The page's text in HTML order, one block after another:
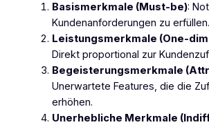
Basismerkmale (Must-be):
Kundenanforderungen zu erfüllen.
Leistungsmerkmale (One-
Direkt proportional zur
Begeisterungsmerkmale
Unerwartete Features, die die
erhöhen.
Unerhebliche Merkmale